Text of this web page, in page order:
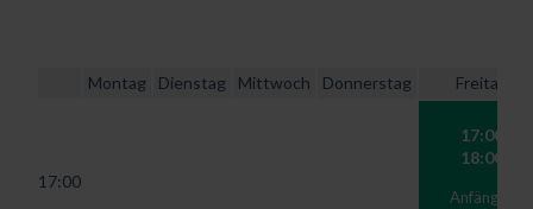
Montag Dienstag Mittwoch Donnerstag Freitag
17:00
17:00
18:00
Anfänger